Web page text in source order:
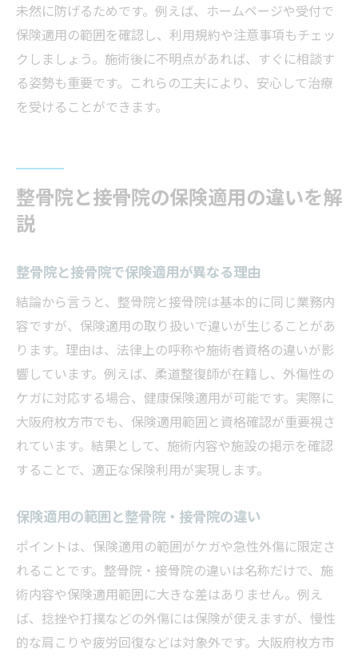
未然に防げるためです。例えば、ホームページや受付で
保険適用の範囲を確認し、利用規約や注意事項もチェッ
クしましょう。施術後に不明点があれば、すぐに相談す
る姿勢も重要です。これらの工夫により、安心して治療
を受けることができます。
整骨院と接骨院の保険適用の違いを解
説
整骨院と接骨院で保険適用が異なる理由
結論から言うと、整骨院と接骨院は基本的に同じ業務内
容ですが、保険適用の取り扱いで違いが生じることがあ
ります。理由は、法律上の呼称や施術者資格の違いが影
響しています。例えば、柔道整復師が在籍し、外傷性の
ケガに対応する場合、健康保険適用が可能です。実際に
大阪府枚方市でも、保険適用範囲と資格確認が重要視さ
れています。結果として、施術内容や施設の掲示を確認
することで、適正な保険利用が実現します。
保険適用の範囲と整骨院・接骨院の違い
ポイントは、保険適用の範囲がケガや急性外傷に限定さ
れることです。整骨院・接骨院の違いは名称だけで、施
術内容や保険適用範囲に大きな差はありません。例え
ば、捻挫や打撲などの外傷には保険が使えますが、慢性
的な肩こりや疲労回復などは対象外です。大阪府枚方市